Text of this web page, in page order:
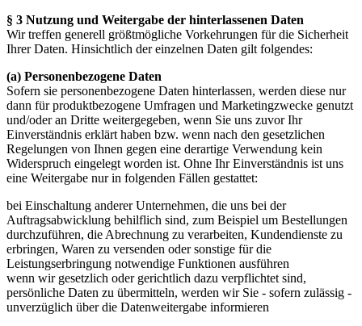
§ 3 Nutzung und Weitergabe der hinterlassenen Daten
Wir treffen generell größtmögliche Vorkehrungen für die Sicherheit
Ihrer Daten. Hinsichtlich der einzelnen Daten gilt folgendes:
(a) Personenbezogene Daten
Sofern sie personenbezogene Daten hinterlassen, werden diese nur
dann für produktbezogene Umfragen und Marketingzwecke genutzt
und/oder an Dritte weitergegeben, wenn Sie uns zuvor Ihr
Einverständnis erklärt haben bzw. wenn nach den gesetzlichen
Regelungen von Ihnen gegen eine derartige Verwendung kein
Widerspruch eingelegt worden ist. Ohne Ihr Einverständnis ist uns
eine Weitergabe nur in folgenden Fällen gestattet:
bei Einschaltung anderer Unternehmen, die uns bei der
Auftragsabwicklung behilflich sind, zum Beispiel um Bestellungen
durchzuführen, die Abrechnung zu verarbeiten, Kundendienste zu
erbringen, Waren zu versenden oder sonstige für die
Leistungserbringung notwendige Funktionen ausführen
wenn wir gesetzlich oder gerichtlich dazu verpflichtet sind,
persönliche Daten zu übermitteln, werden wir Sie - sofern zulässig -
unverzüglich über die Datenweitergabe informieren